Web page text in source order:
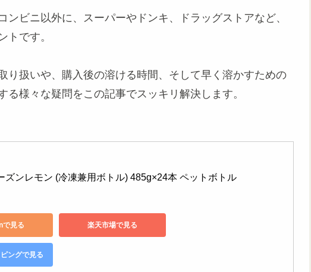
ンビニ以外に、スーパーやドンキ、ドラッグストアなど、
トです。
り扱いや、購入後の溶ける時間、そして早く溶かすための
る様々な疑問をこの記事でスッキリ解決します。
ズンレモン (冷凍兼用ボトル) 485g×24本 ペットボトル
で見る 楽天市場で見る
ングで見る